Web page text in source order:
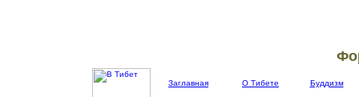
Заглавная О Тибете Буддизм